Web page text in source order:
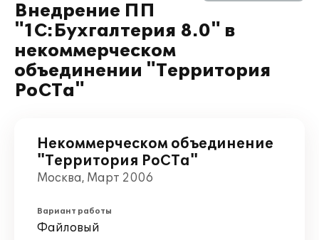
Внедрение ПП
"1С:Бухгалтерия 8.0" в
некоммерческом
объединении "Территория
РоСТа"
Некоммерческом объединение
"Территория РоСТа"
Москва, Март 2006
Вариант работы
Файловый